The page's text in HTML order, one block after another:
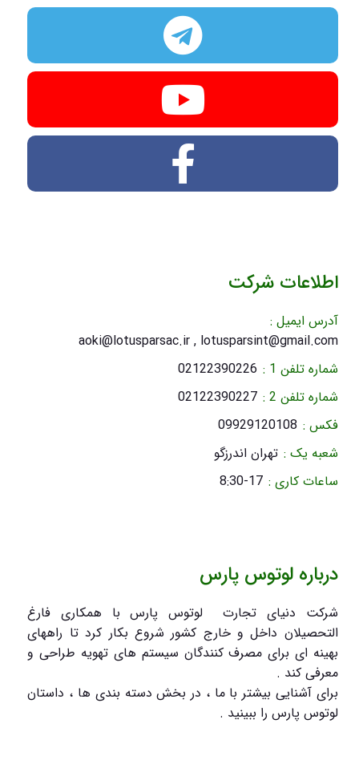
اطلاعات شرکت
آدرس ایمیل :
aoki@lotusparsac.ir , lotusparsint@gmail.com
شماره تلفن 1 :
02122390226
شماره تلفن 2 :
02122390227
فکس : 09929120108
شعبه یک : تهران اندرزگو
ساعات کاری : 8:30-17
درباره لوتوس پارس
شرکت دنیای تجارت لوتوس پارس با همکاری فارغ
التحصیلان داخل و خارج کشور شروع بکار کرد تا راههای
بهینه ای برای مصرف کنندگان سیستم های تهویه طراحی و
معرفی کند .
برای آشنایی بیشتر با ما ، در بخش دسته بندی ها ، داستان
لوتوس پارس را ببینید .